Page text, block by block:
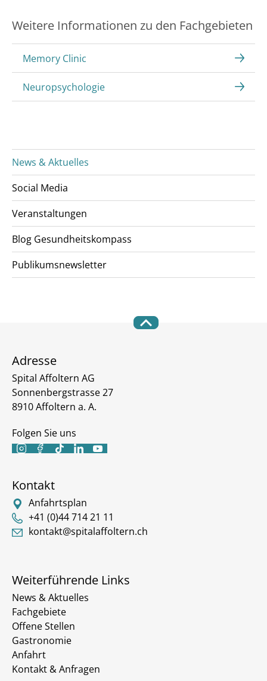
Weitere Informationen zu den Fachgebieten
Memory Clinic
Neuropsychologie
News & Aktuelles
Social Media
Veranstaltungen
Blog Gesundheitskompass
Publikumsnewsletter
Adresse
Spital Affoltern AG
Sonnenbergstrasse 27
8910 Affoltern a. A.
Folgen Sie uns
    
Kontakt
Anfahrtsplan
+41 (0)44 714 21 11
kontakt@spitalaffoltern.ch
Weiterführende Links
News & Aktuelles
Fachgebiete
Offene Stellen
Gastronomie
Anfahrt
Kontakt & Anfragen